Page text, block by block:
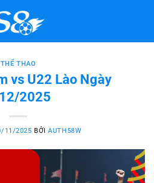
THỂ THAO
vs U22 Lào Ngày
2025
11/2025 BỞIAUTH58W